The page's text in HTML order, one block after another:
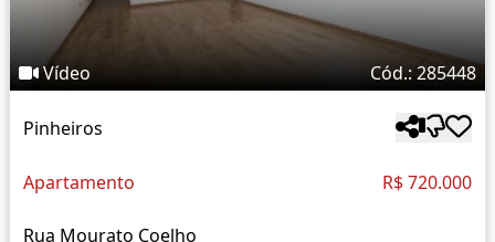
Vídeo Cód.: 285448
Pinheiros
Apartamento R$ 720.000
Rua Mourato Coelho